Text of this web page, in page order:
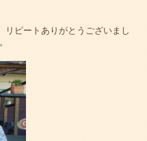
リピートありがとうございまし